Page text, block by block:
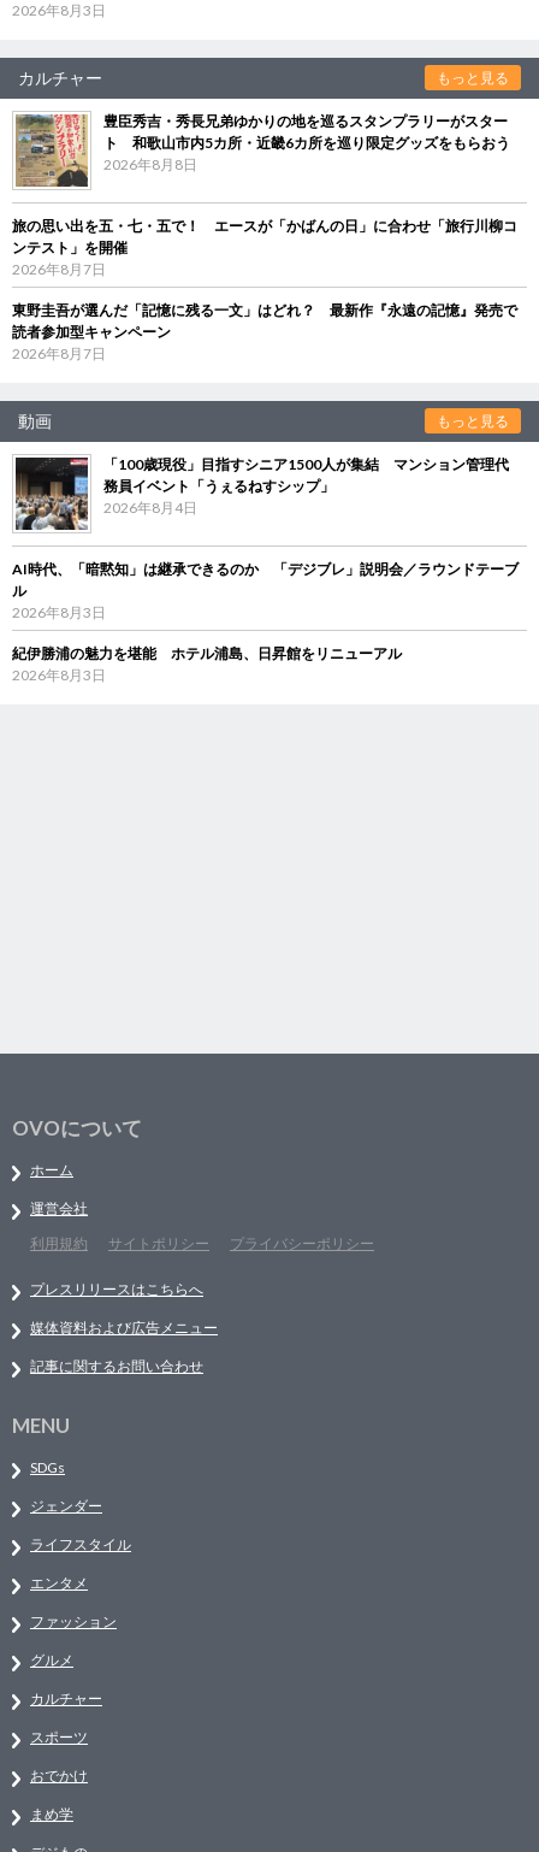
2026年8月3日
カルチャー もっと見る
豊臣秀吉・秀長兄弟ゆかりの地を巡るスタンプラリーがスター
ト 和歌山市内5カ所・近畿6カ所を巡り限定グッズをもらおう
2026年8月8日
旅の思い出を五・七・五で！ エースが「かばんの日」に合わせ「旅行川柳コ
ンテスト」を開催
2026年8月7日
東野圭吾が選んだ「記憶に残る一文」はどれ？ 最新作『永遠の記憶』発売で
読者参加型キャンペーン
2026年8月7日
動画 もっと見る
「100歳現役」目指すシニア1500人が集結 マンション管理代
務員イベント「うぇるねすシップ」
2026年8月4日
AI時代、「暗黙知」は継承できるのか 「デジブレ」説明会／ラウンドテーブ
ル
2026年8月3日
紀伊勝浦の魅力を堪能 ホテル浦島、日昇館をリニューアル
2026年8月3日
OVOについて
ホーム
運営会社
利用規約
サイトポリシー プライバシーポリシー
プレスリリースはこちらへ
媒体資料および広告メニュー
記事に関するお問い合わせ
MENU
SDGs
ジェンダー
ライフスタイル
エンタメ
ファッション
グルメ
カルチャー
スポーツ
おでかけ
まめ学